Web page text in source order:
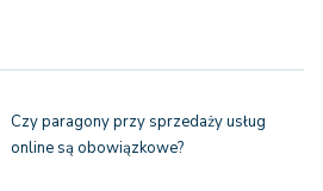
Czy paragony przy sprzedaży usług
online są obowiązkowe?